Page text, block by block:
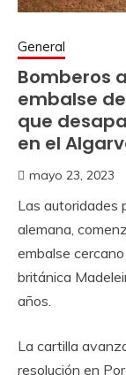
General
Bomberos
embalse
que
en el
mayo 23, 2023
Las autoridades
alemana,
embalse
británica
años.
La cartilla
resolución en